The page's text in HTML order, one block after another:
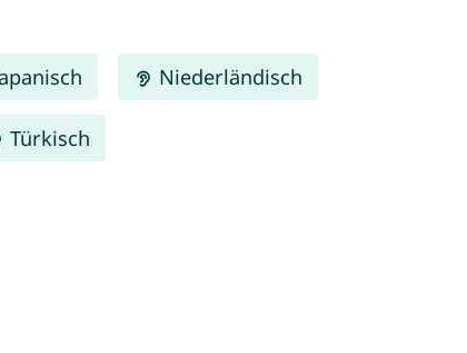
Niederländisch
Türkisch